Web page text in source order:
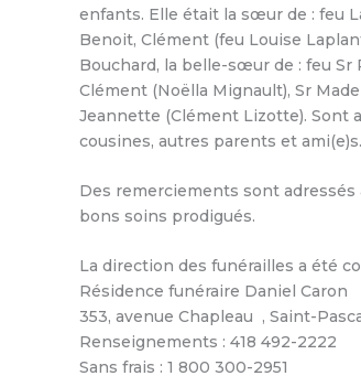
enfants. Elle était la sœur de : feu
Benoit, Clément (feu Louise
Bouchard, la belle-sœur de : feu Sr
Clément (Noëlla Mignault), Sr
Jeannette (Clément Lizotte). Sont
cousines, autres parents et ami(e)s.
Des remerciements sont
bons soins prodigués.
La direction des funérailles a été
Résidence funéraire Daniel Caron
353, avenue Chapleau , Saint-
Renseignements : 418 492-2222
Sans frais : 1 800 300-2951